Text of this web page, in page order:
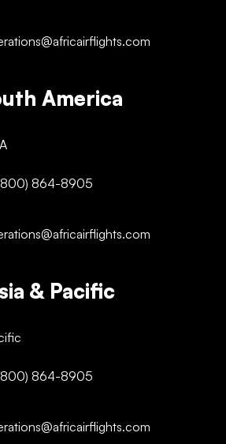
America
864-8905
& Pacific
864-8905